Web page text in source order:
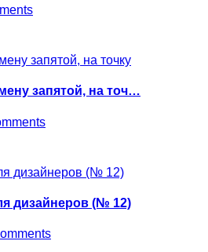
запятой, на точ…
дизайнеров (№ 12)